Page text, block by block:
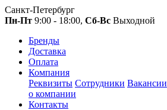
Санкт-Петербург
Пн-Пт 9:00 - 18:00, Сб-Вс Выходной
Бренды
Доставка
Оплата
Компания
Реквизиты Сотрудники Вакансии
о компании
Контакты